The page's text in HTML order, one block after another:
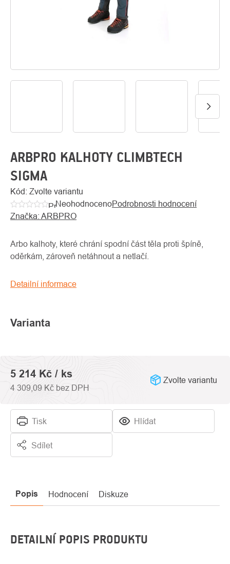
O
ARBPRO KALHOTY CLIMBTECH
SIGMA
Kód: Zvolte variantu
Průměrné
hodnocení
je
0,0
5
NeohodnocenoPodrobnosti hodnocení
Značka: ARBPRO
Varianta
Arbo kalhoty, které chrání spodní část těla proti špíně,
oděrkám, zároveň netáhnout a netlačí.
Detailní informace
Tisk Hlídat
Sdílet
5 214 Kč / ks
4 309,09 Kč bez DPH
Zvolte variantu
Popis Hodnocení Diskuze
DETAILNÍ POPIS PRODUKTU